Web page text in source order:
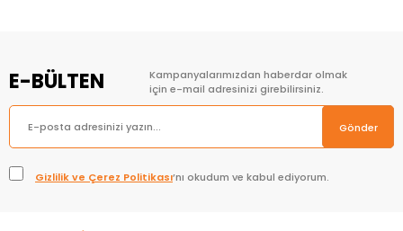
E-BÜLTEN
Kampanyalarımızdan haberdar olmak
için e-mail adresinizi girebilirsiniz.
Gönder
Gizlilik ve Çerez Politikası’nı okudum ve kabul ediyorum.